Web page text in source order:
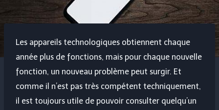
Les appareils technologiques obtiennent chaque
année plus de fonctions, mais pour chaque nouvelle
fonction, un nouveau problème peut surgir. Et
comme il n’est pas très compétent techniquement,
il est toujours utile de pouvoir consulter quelqu’un